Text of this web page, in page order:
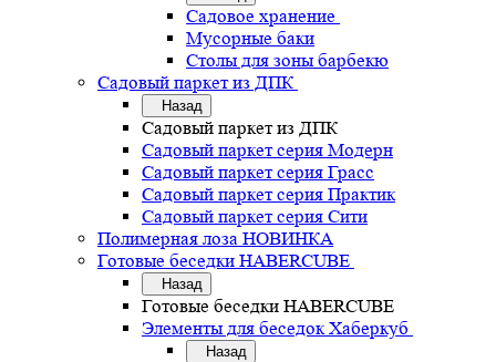
Садовое хранение
Мусорные баки
Столы для зоны барбекю
Садовый паркет из ДПК
Назад
Садовый паркет из ДПК
Садовый паркет серия Mодерн
Садовый паркет серия Грасс
Садовый паркет серия Практик
Садовый паркет серия Сити
Полимерная лоза НОВИНКА
Готовые беседки HABERCUBE
Назад
Готовые беседки HABERCUBE
Элементы для беседок Хаберкуб
Назад